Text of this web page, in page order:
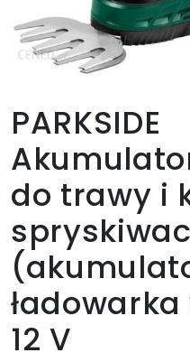
PARKSIDE
do trawy i
12 V